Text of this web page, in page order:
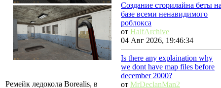
Ремейк ледокола Borealis, в
Создание сторилайна беты
базе всеми ненавидимого
роблокса
от HalfArchive
04 Авг 2026, 19:46:34
Is there any explaination why
we dont have map files before
december 2000?
от MrDeclanMan2